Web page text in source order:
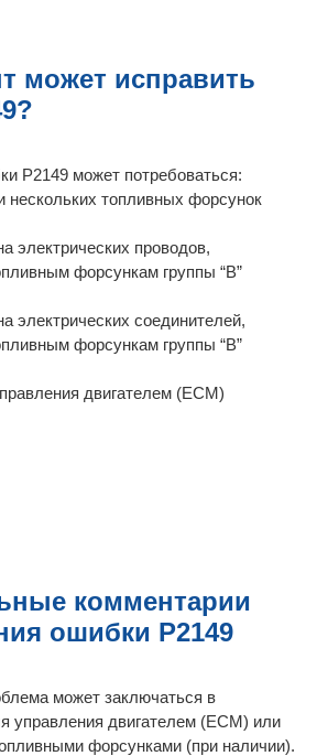
может исправить
P2149 может потребоваться:
нескольких топливных форсунок
электрических проводов,
форсункам группы “B”
электрических соединителей,
форсункам группы “B”
двигателем (ECM)
комментарии
ошибки P2149
может заключаться в
управления двигателем (ECM) или
форсунками (при наличии).